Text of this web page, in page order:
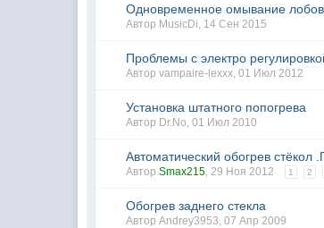
Одновременное омывание
Автор MusicDi, 14 Сен 2015
Проблемы с электро
Авторvampaire-lexxx,01 Июл 2012
Установка штатного попогрева
Автор Dr.No,01 Июл 2010
Автоматический обогрев стёкол
АвторSmax215,29 Ноя 2012 1 2
Обогрев заднего стекла
АвторAndrey3953,07 Апр 2009